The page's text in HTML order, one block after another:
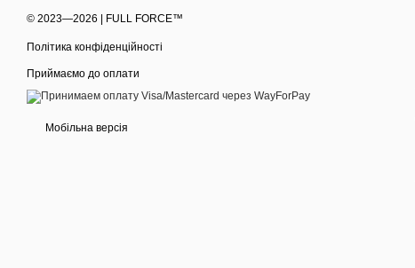
© 2023—2026 | FULL FORCE™
Політика конфіденційності
Приймаємо до оплати
Мобільна версія